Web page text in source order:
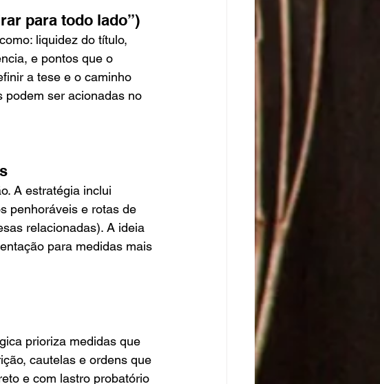
para todo lado”)
liquidez do título,
e pontos que o
a tese e o caminho
podem ser acionadas no
A estratégia inclui
penhoráveis e rotas de
relacionadas). A ideia
para medidas mais
prioriza medidas que
cautelas e ordens que
e com lastro probatório